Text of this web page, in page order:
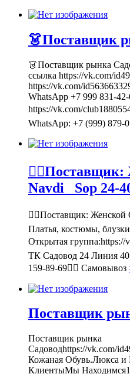
👗Поставщик
👗Поставщик рынка
ссылка https://vk.com/
https://vk.com/
WhatsApp +7 999 831-
https://vk.com/
WhatsApp: +7 (999) 879-
Navdi _Sop 24-
💁‍♂Поставщик: Женской
Платья, костюмы,
Открытая
ТК Садовод 24 Линия
159-89-69🚶‍♀ Самовывоз
Поставщик
Поставщик рынка
Садоводhttps://vk.com/
Кожаная Обувь.Люкса и
КлиентыМы